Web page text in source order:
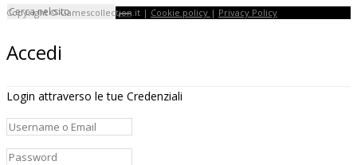
Copyright © Gamescollection.it | Cookie policy | Privacy Policy
Accedi
Login attraverso le tue Credenziali